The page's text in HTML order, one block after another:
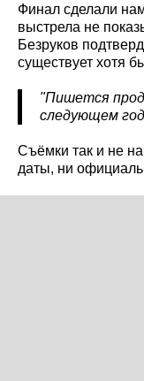
Финал сделали
выстрела не
Безруков
существует хотя
"Пишется
следующем
Съёмки так и не
даты, ни